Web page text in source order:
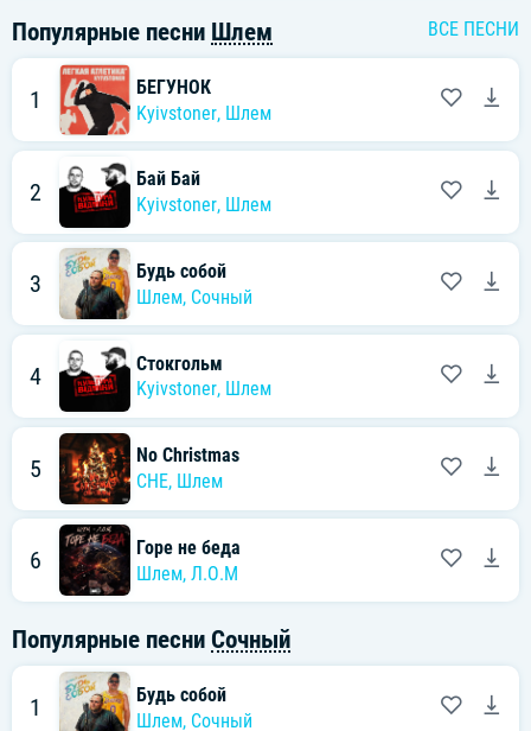
Популярные песни Шлем ВСЕ ПЕСНИ
1
БЕГУНОК
Kyivstoner, Шлем
2
Бай Бай
Kyivstoner, Шлем
3
Будь собой
Шлем, Сочный
4
Стокгольм
Kyivstoner, Шлем
5
No Christmas
CHE, Шлем
6
Горе не беда
Шлем, Л.О.М
Популярные песни Сочный
1
Будь собой
Шлем, Сочный